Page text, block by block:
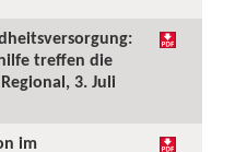
treffen die
3. Juli
im